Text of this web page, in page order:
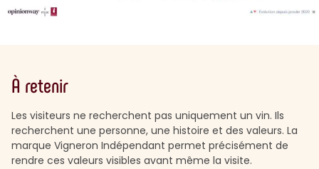
À retenir
Les visiteurs ne recherchent pas uniquement un vin. Ils
recherchent une personne, une histoire et des valeurs. La
marque Vigneron Indépendant permet précisément de
rendre ces valeurs visibles avant même la visite.